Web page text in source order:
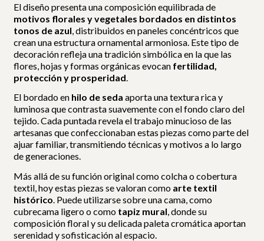
El diseño presenta una composición equilibrada de
motivos florales y vegetales bordados en distintos
tonos de azul , distribuidos en paneles concéntricos que
crean una estructura ornamental armoniosa. Este tipo de
decoración refleja una tradición simbólica en la que las
flores, hojas y formas orgánicas evocan fertilidad,
protección y prosperidad
El bordado en hilo de seda aporta una textura rica y
luminosa que contrasta suavemente con el fondo claro del
tejido. Cada puntada revela el trabajo minucioso de las
artesanas que confeccionaban estas piezas como parte del
ajuar familiar, transmitiendo técnicas y motivos a lo largo
de generaciones.
Más allá de su función original como colcha o cobertura
textil, hoy estas piezas se valoran como arte textil
histórico. Puede utilizarse sobre una cama, como
cubrecama ligero o como tapiz mural, donde su
composición floral y su delicada paleta cromática aportan
serenidad y sofisticación al espacio.